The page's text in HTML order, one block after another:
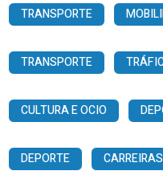
TRANSPORTE
TRANSPORTE
CULTURA E OCIO
DEPORTE